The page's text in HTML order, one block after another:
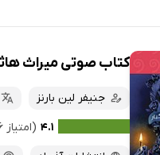
کتاب صوتی میراث
جنیفر لین بارنز
۴.۱ (امتیاز ۳۶ نفر)